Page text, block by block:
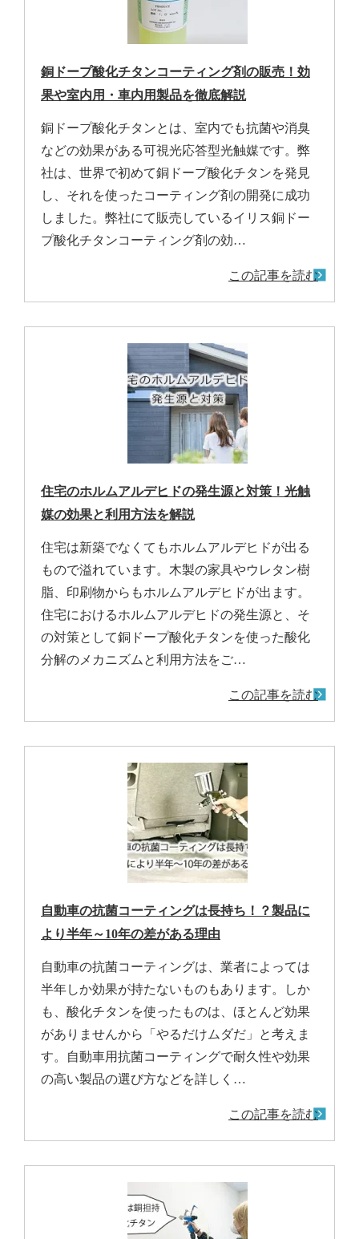
銅ドープ酸化チタンコーティング剤の販売！効
果や室内用・車内用製品を徹底解説
銅ドープ酸化チタンとは、室内でも抗菌や消臭
などの効果がある可視光応答型光触媒です。弊
社は、世界で初めて銅ドープ酸化チタンを発見
し、それを使ったコーティング剤の開発に成功
しました。弊社にて販売しているイリス銅ドー
プ酸化チタンコーティング剤の効…
この記事を読む
住宅のホルムアルデヒドの発生源と対策！光触
媒の効果と利用方法を解説
住宅は新築でなくてもホルムアルデヒドが出る
もので溢れています。木製の家具やウレタン樹
脂、印刷物からもホルムアルデヒドが出ます。
住宅におけるホルムアルデヒドの発生源と、そ
の対策として銅ドープ酸化チタンを使った酸化
分解のメカニズムと利用方法をご…
この記事を読む
自動車の抗菌コーティングは長持ち！？製品に
より半年～10年の差がある理由
自動車の抗菌コーティングは、業者によっては
半年しか効果が持たないものもあります。しか
も、酸化チタンを使ったものは、ほとんど効果
がありませんから「やるだけムダだ」と考えま
す。自動車用抗菌コーティングで耐久性や効果
の高い製品の選び方などを詳しく…
この記事を読む